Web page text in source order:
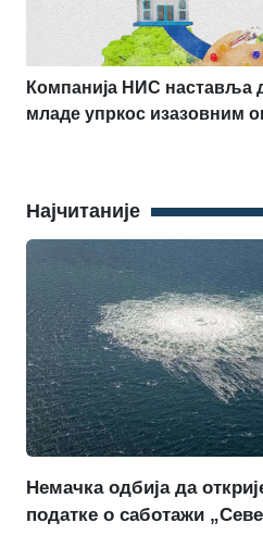
Компанија НИС наставља
младе упркос изазовним
Најчитаније
Немачка одбија да
податке о саботажи